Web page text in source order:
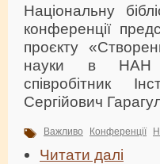
Національну
конференції
проєкту
науки в НАН
співробітник
Сергійович
Важливо Конференції
Читати далі